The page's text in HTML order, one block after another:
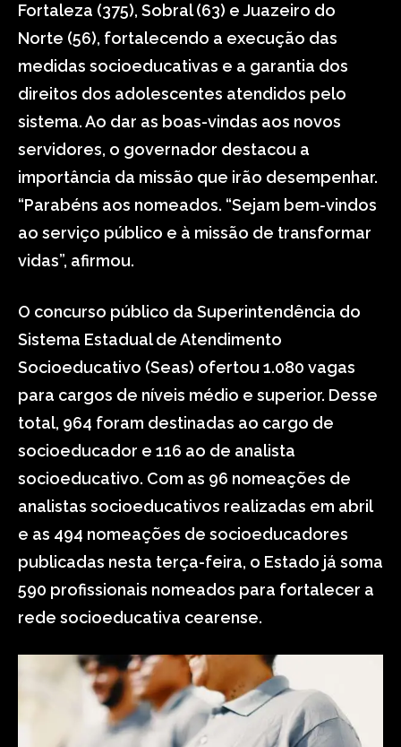
Fortaleza (375), Sobral (63) e Juazeiro do
Norte (56), fortalecendo a execução das
medidas socioeducativas e a garantia dos
direitos dos adolescentes atendidos pelo
sistema. Ao dar as boas-vindas aos novos
servidores, o governador destacou a
importância da missão que irão desempenhar.
“Parabéns aos nomeados. “Sejam bem-vindos
ao serviço público e à missão de transformar
vidas”, afirmou.
O concurso público da Superintendência do
Sistema Estadual de Atendimento
Socioeducativo (Seas) ofertou 1.080 vagas
para cargos de níveis médio e superior. Desse
total, 964 foram destinadas ao cargo de
socioeducador e 116 ao de analista
socioeducativo. Com as 96 nomeações de
analistas socioeducativos realizadas em abril
e as 494 nomeações de socioeducadores
publicadas nesta terça-feira, o Estado já soma
590 profissionais nomeados para fortalecer a
rede socioeducativa cearense.